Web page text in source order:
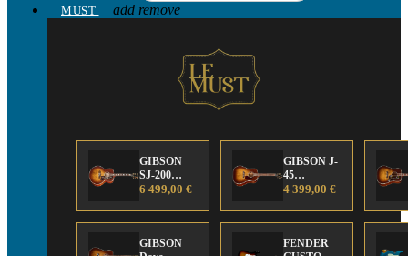
MUST
add remove
GIBSON
SJ-200
Anniversary
Edition
6 499,00 €
GIBSON J-
45
Anniversary
Edition
4 399,00 €
GIBSON
FENDER